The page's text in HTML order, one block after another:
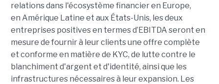
relations dans l'écosystème financier en Europe,
en Amérique Latine et aux États-Unis, les deux
entreprises positives en termes d’EBITDA seront en
mesure de fournir à leur clients une offre complète
et conforme en matière de KYC, de lutte contre le
blanchiment d'argent et d'identité, ainsi que les
infrastructures nécessaires à leur expansion. Les